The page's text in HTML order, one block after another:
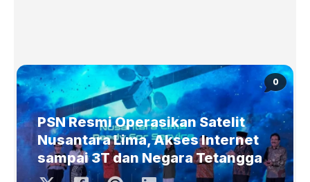
0
PSN Resmi Operasikan Satelit
Nusantara Lima, Akses Internet
sampai 3T dan Negara Tetangga